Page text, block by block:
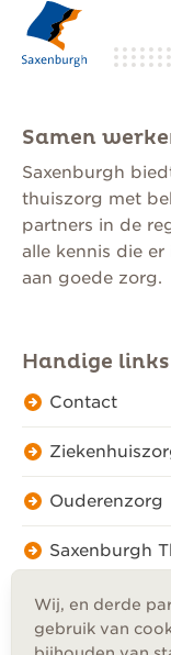
Wij, en derde
gebruik van
Samen
Saxenburgh
thuiszorg met
partners in de
alle kennis die
aan goede zorg.
Handige links
Contact
Ouderenzorg
Saxenburgh